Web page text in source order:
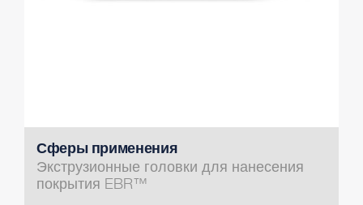
Сферы применения
Экструзионные головки для нанесения
покрытия EBR™